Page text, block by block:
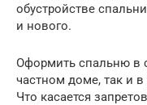
обустройстве
и нового.
Оформить спальню в
частном доме, так и в
Что касается